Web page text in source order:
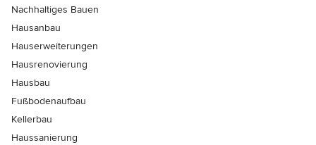
Nachhaltiges Bauen
Hausanbau
Hauserweiterungen
Hausrenovierung
Hausbau
Fußbodenaufbau
Kellerbau
Haussanierung